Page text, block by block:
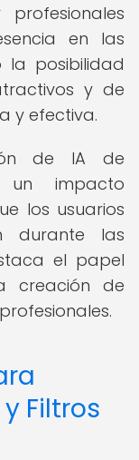
en las
la posibilidad
y de
y efectiva.
de IA de
impacto
los usuarios
durante las
el papel
creación de
Filtros